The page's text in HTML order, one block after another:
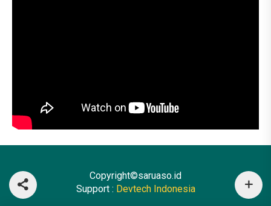
Copyright©saruaso.id
Support : Devtech Indonesia